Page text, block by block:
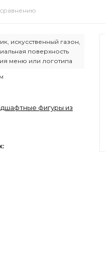
искусственный газон,
поверхность
меню или логотипа
фигуры из